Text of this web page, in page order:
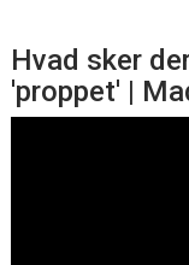
Hvad sker
'proppet' |